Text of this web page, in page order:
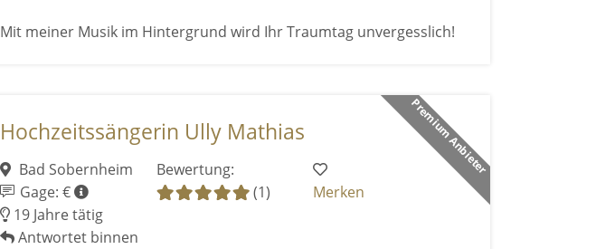
Mit meiner Musik im Hintergrund wird Ihr Traumtag unvergesslich!
Premium Anbieter
Hochzeitssängerin Ully Mathias
Bad Sobernheim
Gage: €
19 Jahre tätig
Antwortet binnen
Bewertung:
(1)
Merken